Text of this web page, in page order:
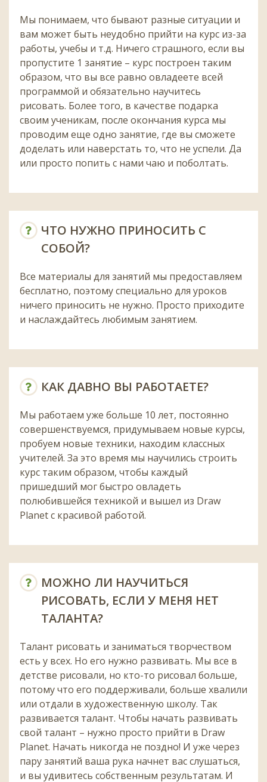
Мы понимаем, что бывают разные ситуации и
вам может быть неудобно прийти на курс из-за
работы, учебы и т.д. Ничего страшного, если вы
пропустите 1 занятие – курс построен таким
образом, что вы все равно овладеете всей
программой и обязательно научитесь
рисовать. Более того, в качестве подарка
своим ученикам, после окончания курса мы
проводим еще одно занятие, где вы сможете
доделать или наверстать то, что не успели. Да
или просто попить с нами чаю и поболтать.
ЧТО НУЖНО ПРИНОСИТЬ С
СОБОЙ?
Все материалы для занятий мы предоставляем
бесплатно, поэтому специально для уроков
ничего приносить не нужно. Просто приходите
и наслаждайтесь любимым занятием.
КАК ДАВНО ВЫ РАБОТАЕТЕ?
Мы работаем уже больше 10 лет, постоянно
совершенствуемся, придумываем новые курсы,
пробуем новые техники, находим классных
учителей. За это время мы научились строить
курс таким образом, чтобы каждый
пришедший мог быстро овладеть
полюбившейся техникой и вышел из Draw
Planet с красивой работой.
МОЖНО ЛИ НАУЧИТЬСЯ
РИСОВАТЬ, ЕСЛИ У МЕНЯ НЕТ
ТАЛАНТА?
Талант рисовать и заниматься творчеством
есть у всех. Но его нужно развивать. Мы все в
детстве рисовали, но кто-то рисовал больше,
потому что его поддерживали, больше хвалили
или отдали в художественную школу. Так
развивается талант. Чтобы начать развивать
свой талант – нужно просто прийти в Draw
Planet. Начать никогда не поздно! И уже через
пару занятий ваша рука начнет вас слушаться,
и вы удивитесь собственным результатам. И